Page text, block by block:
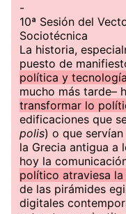
-
10ª Sesión del
Sociotécnica
La historia,
puesto de
política y tecnología
mucho más tarde–
transformar lo
edificaciones que
polis) o que
la Grecia antigua a
hoy la
político atraviesa
de las pirámides
digitales